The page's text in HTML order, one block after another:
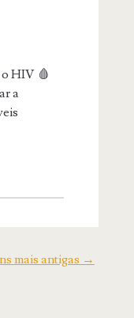
HIV 🩸
a
mais antigas →